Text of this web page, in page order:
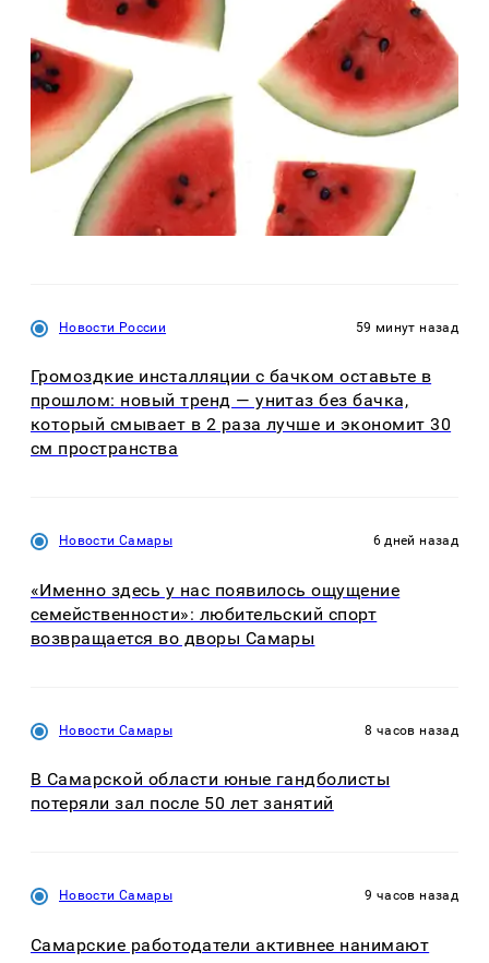
Новости России 59 минут назад
Громоздкие инсталляции с бачком оставьте в
прошлом: новый тренд — унитаз без бачка,
который смывает в 2 раза лучше и экономит 30
см пространства
Новости Самары 6 дней назад
«Именно здесь у нас появилось ощущение
семейственности»: любительский спорт
возвращается во дворы Самары
Новости Самары 8 часов назад
В Самарской области юные гандболисты
потеряли зал после 50 лет занятий
Новости Самары 9 часов назад
Самарские работодатели активнее нанимают